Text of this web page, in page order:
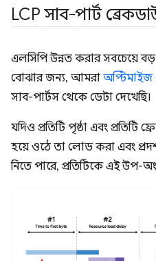
LCP সাব-পার্ট
এলসিপি উন্নত করার সবচেয়ে
বোঝার জন্য, আমরা অপ্টিমাইজ
সাব-পার্টস থেকে ডেটা দেখেছি।
যদিও প্রতিটি পৃষ্ঠা এবং প্রতিটি
হয়ে ওঠে তা লোড করা এবং
নিতে পারে, প্রতিটিকে এই উপ-